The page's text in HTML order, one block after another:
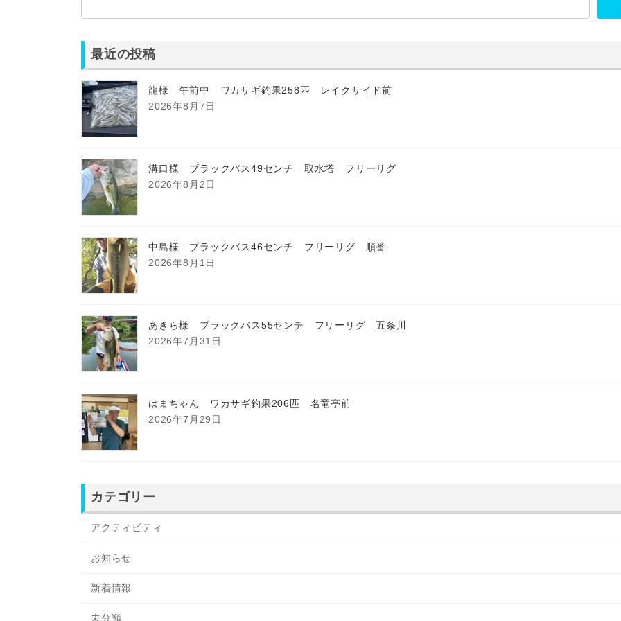
最近の投稿
龍様 午前中 ワカサギ釣果258匹 レイクサイド前
2026年8月7日
溝口様 ブラックバス49センチ 取水塔 フリーリグ
2026年8月2日
中島様 ブラックバス46センチ フリーリグ 順番
2026年8月1日
あきら様 ブラックバス55センチ フリーリグ 五条川
2026年7月31日
はまちゃん ワカサギ釣果206匹 名竜亭前
2026年7月29日
カテゴリー
アクティビティ
お知らせ
新着情報
未分類